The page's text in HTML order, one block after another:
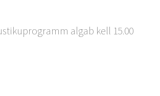
algab kell 15.00